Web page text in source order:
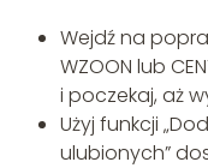
Wejdź na
WZOON lub
i poczekaj, aż
Użyj funkcji
ulubionych”